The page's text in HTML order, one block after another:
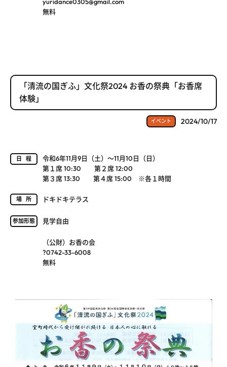
無料
「清流の国ぎふ」文化祭2024 お香の祭典「お香席
体験」
イベント 2024/10/17
日程
令和6年11月9日（土）～11月10日（日）
第１席 10:30 第２席 12:00
第３席 13:30 第４席 15:00 ※各１時間
場所 ドキドキテラス
参加形態 見学自由
（公財）お香の会
?0742-33-6008
無料